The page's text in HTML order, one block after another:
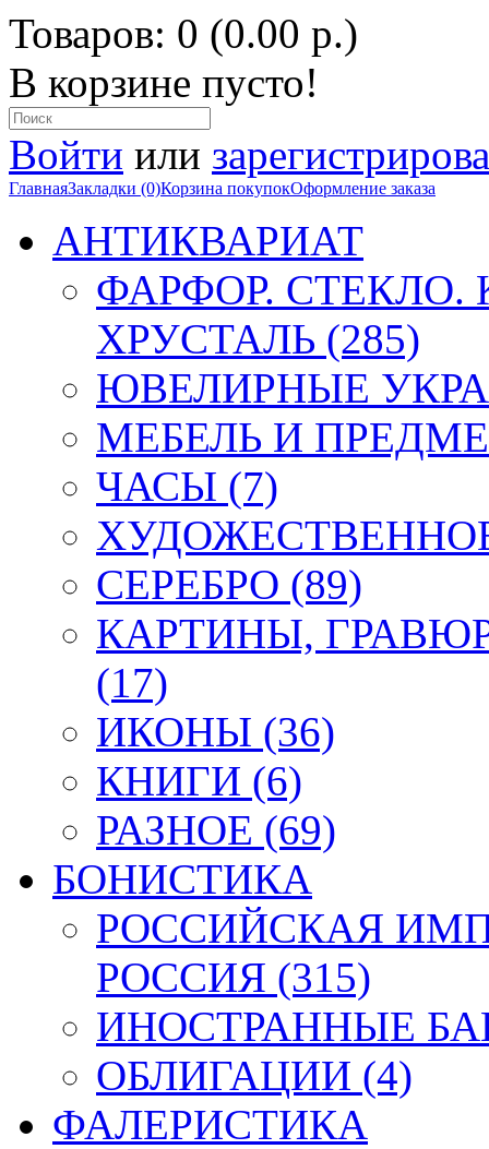
Товаров: 0 (0.00 р.)
В корзине пусто!
Войти или
ГлавнаяЗакладки (0)Корзина покупокОформление заказа
АНТИКВАРИАТ
ФАРФОР.
ХРУСТАЛЬ (285)
ЮВЕЛИРНЫЕ
МЕБЕЛЬ И
ЧАСЫ (7)
СЕРЕБРО (89)
КАРТИНЫ,
(17)
ИКОНЫ (36)
КНИГИ (6)
РАЗНОЕ (69)
БОНИСТИКА
РОССИЙСКАЯ
РОССИЯ (315)
ИНОСТРАННЫЕ
ОБЛИГАЦИИ (4)
ФАЛЕРИСТИКА